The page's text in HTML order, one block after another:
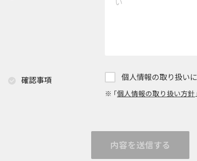
確認事項 個人情報の取り扱い
※ ｢個人情報の取り扱い方針
内容を送信する